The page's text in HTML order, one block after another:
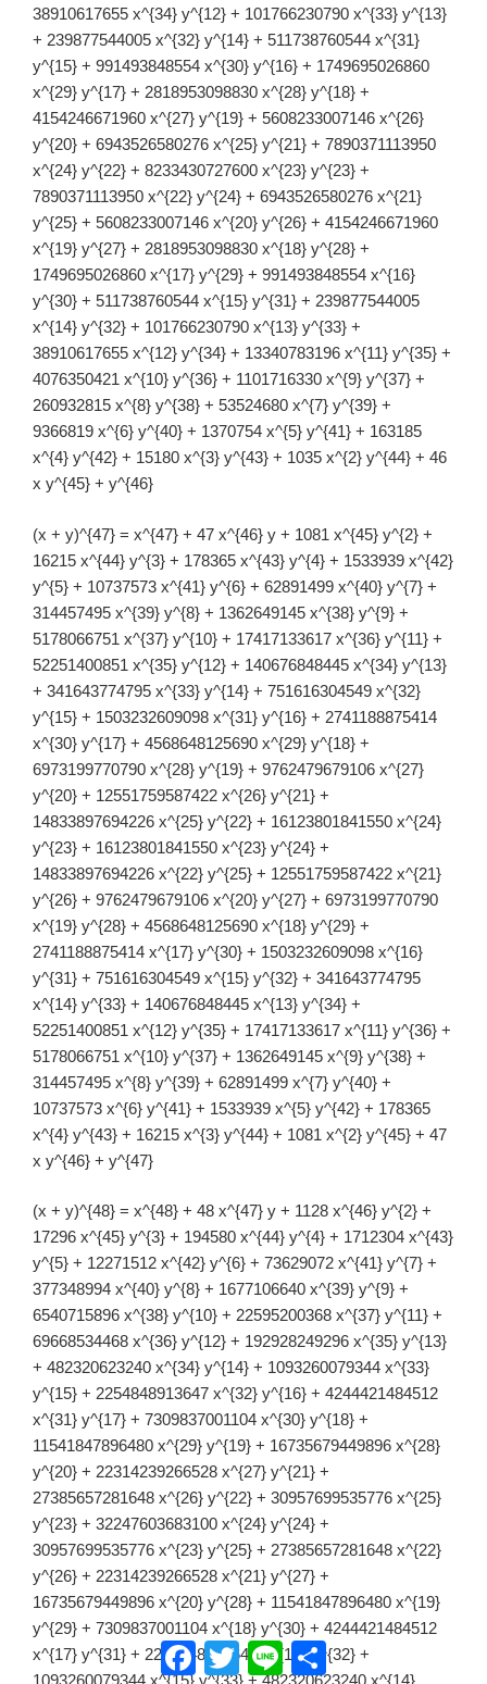
38910617655 x^{34} y^{12} + 101766230790 x^{33} y^{13}
+ 239877544005 x^{32} y^{14} + 511738760544 x^{31}
y^{15} + 991493848554 x^{30} y^{16} + 1749695026860
x^{29} y^{17} + 2818953098830 x^{28} y^{18} +
4154246671960 x^{27} y^{19} + 5608233007146 x^{26}
y^{20} + 6943526580276 x^{25} y^{21} + 7890371113950
x^{24} y^{22} + 8233430727600 x^{23} y^{23} +
7890371113950 x^{22} y^{24} + 6943526580276 x^{21}
y^{25} + 5608233007146 x^{20} y^{26} + 4154246671960
x^{19} y^{27} + 2818953098830 x^{18} y^{28} +
1749695026860 x^{17} y^{29} + 991493848554 x^{16}
y^{30} + 511738760544 x^{15} y^{31} + 239877544005
x^{14} y^{32} + 101766230790 x^{13} y^{33} +
38910617655 x^{12} y^{34} + 13340783196 x^{11} y^{35} +
4076350421 x^{10} y^{36} + 1101716330 x^{9} y^{37} +
260932815 x^{8} y^{38} + 53524680 x^{7} y^{39} +
9366819 x^{6} y^{40} + 1370754 x^{5} y^{41} + 163185
x^{4} y^{42} + 15180 x^{3} y^{43} + 1035 x^{2} y^{44} + 46
x y^{45} + y^{46}
(x + y)^{47} = x^{47} + 47 x^{46} y + 1081 x^{45} y^{2} +
16215 x^{44} y^{3} + 178365 x^{43} y^{4} + 1533939 x^{42}
y^{5} + 10737573 x^{41} y^{6} + 62891499 x^{40} y^{7} +
314457495 x^{39} y^{8} + 1362649145 x^{38} y^{9} +
5178066751 x^{37} y^{10} + 17417133617 x^{36} y^{11} +
52251400851 x^{35} y^{12} + 140676848445 x^{34} y^{13}
+ 341643774795 x^{33} y^{14} + 751616304549 x^{32}
y^{15} + 1503232609098 x^{31} y^{16} + 2741188875414
x^{30} y^{17} + 4568648125690 x^{29} y^{18} +
6973199770790 x^{28} y^{19} + 9762479679106 x^{27}
y^{20} + 12551759587422 x^{26} y^{21} +
14833897694226 x^{25} y^{22} + 16123801841550 x^{24}
y^{23} + 16123801841550 x^{23} y^{24} +
14833897694226 x^{22} y^{25} + 12551759587422 x^{21}
y^{26} + 9762479679106 x^{20} y^{27} + 6973199770790
x^{19} y^{28} + 4568648125690 x^{18} y^{29} +
2741188875414 x^{17} y^{30} + 1503232609098 x^{16}
y^{31} + 751616304549 x^{15} y^{32} + 341643774795
x^{14} y^{33} + 140676848445 x^{13} y^{34} +
52251400851 x^{12} y^{35} + 17417133617 x^{11} y^{36} +
5178066751 x^{10} y^{37} + 1362649145 x^{9} y^{38} +
314457495 x^{8} y^{39} + 62891499 x^{7} y^{40} +
10737573 x^{6} y^{41} + 1533939 x^{5} y^{42} + 178365
x^{4} y^{43} + 16215 x^{3} y^{44} + 1081 x^{2} y^{45} + 47
x y^{46} + y^{47}
(x + y)^{48} = x^{48} + 48 x^{47} y + 1128 x^{46} y^{2} +
17296 x^{45} y^{3} + 194580 x^{44} y^{4} + 1712304 x^{43}
y^{5} + 12271512 x^{42} y^{6} + 73629072 x^{41} y^{7} +
377348994 x^{40} y^{8} + 1677106640 x^{39} y^{9} +
6540715896 x^{38} y^{10} + 22595200368 x^{37} y^{11} +
69668534468 x^{36} y^{12} + 192928249296 x^{35} y^{13}
+ 482320623240 x^{34} y^{14} + 1093260079344 x^{33}
y^{15} + 2254848913647 x^{32} y^{16} + 4244421484512
x^{31} y^{17} + 7309837001104 x^{30} y^{18} +
11541847896480 x^{29} y^{19} + 16735679449896 x^{28}
y^{20} + 22314239266528 x^{27} y^{21} +
27385657281648 x^{26} y^{22} + 30957699535776 x^{25}
y^{23} + 32247603683100 x^{24} y^{24} +
30957699535776 x^{23} y^{25} + 27385657281648 x^{22}
y^{26} + 22314239266528 x^{21} y^{27} +
16735679449896 x^{20} y^{28} + 11541847896480 x^{19}
y^{29} + 7309837001104 x^{18} y^{30} + 4244421484512
x^{17} y^{31} + 2254848913647 x^{16} y^{32} +
1093260079344 x^{15} y^{33} + 482320623240 x^{14}
Facebook
TwitterLine
共
有